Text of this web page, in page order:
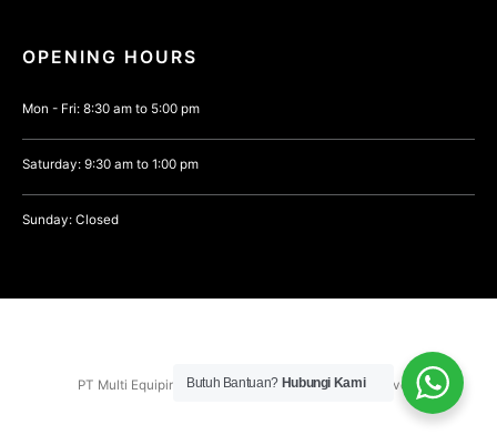
OPENING HOURS
Mon - Fri: 8:30 am to 5:00 pm
Saturday: 9:30 am to 1:00 pm
Sunday: Closed
PT Multi Equipindo Perkasa © 2021. All Rights Reserved.
Butuh Bantuan? Hubungi Kami